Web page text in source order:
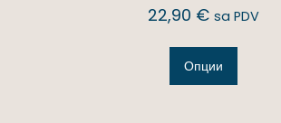
22,90 € sa PDV
Опции